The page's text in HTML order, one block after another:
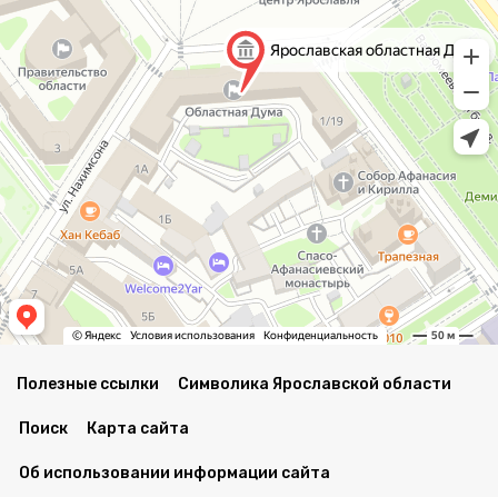
Полезные ссылки Символика Ярославской области
Поиск Карта сайта
Об использовании информации сайта